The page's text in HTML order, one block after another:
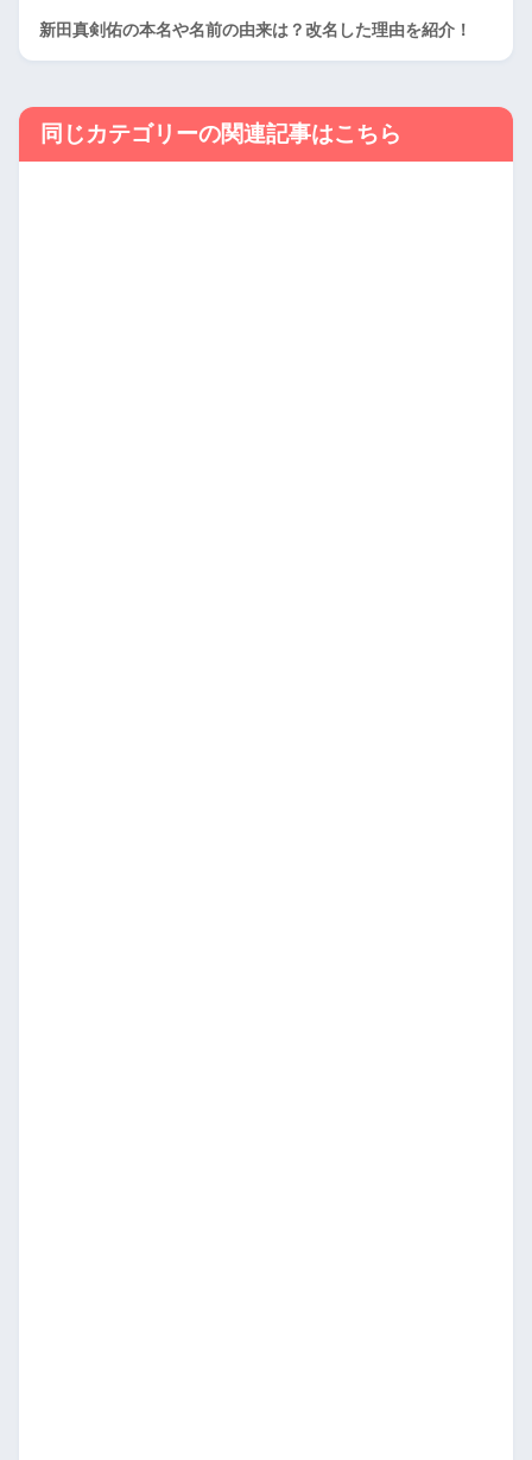
新田真剣佑の本名や名前の由来は？改名した理由を紹介！
同じカテゴリーの関連記事はこちら